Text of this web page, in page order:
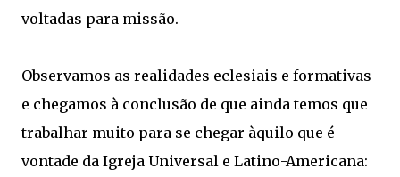
voltadas para missão.
Observamos as realidades eclesiais e formativas
e chegamos à conclusão de que ainda temos que
trabalhar muito para se chegar àquilo que é
vontade da Igreja Universal e Latino-Americana: